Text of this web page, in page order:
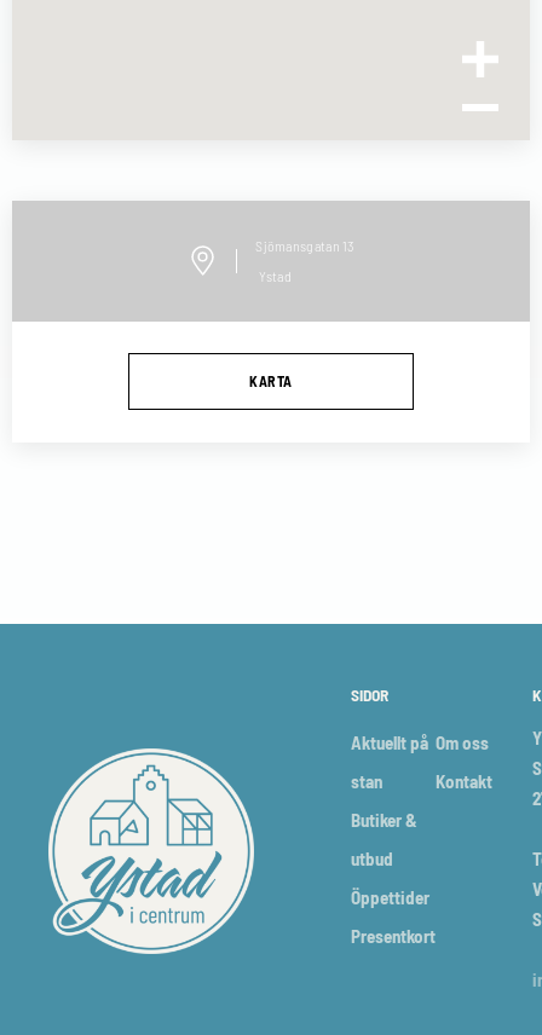
Sjömansgatan 13
Ystad
KARTA
SIDOR
Aktuellt på
stan
Butiker &
utbud
Öppettider
Presentkort
Om oss
Kontakt